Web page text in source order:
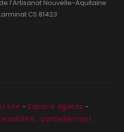
l’Artisanat Nouvelle-Aquitaine
CS 81423
site - Espace agents -
: partiellement